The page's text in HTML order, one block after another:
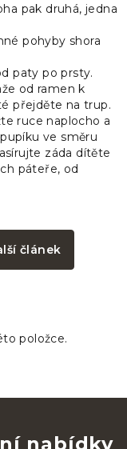
pak druhá, jedna
pohyby shora
paty po prsty.
od ramen k
přejděte na trup.
ruce naplocho a
ve směru
záda dítěte
páteře, od
článek
položce.
nabídky